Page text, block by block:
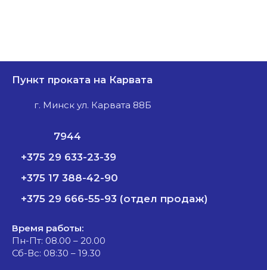
Пункт проката на Карвата
г. Минск ул. Карвата 88Б
7944
+375 29 633-23-39
+375 17 388-42-90
+375 29 666-55-93 (отдел продаж)
Время работы:
Пн-Пт: 08.00 – 20.00
Сб-Вс: 08:30 – 19.30